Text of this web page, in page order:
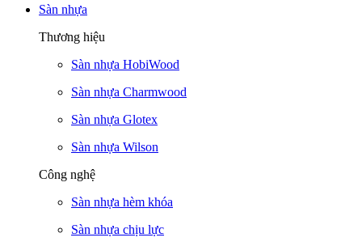
Sàn nhựa
Thương hiệu
Sàn nhựa HobiWood
Sàn nhựa Charmwood
Sàn nhựa Glotex
Sàn nhựa Wilson
Công nghệ
Sàn nhựa hèm khóa
Sàn nhựa chịu lực